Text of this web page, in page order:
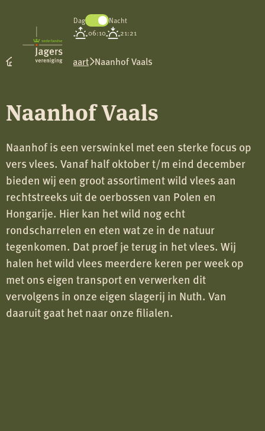
Koninklijke
Nederlandse
Jagersvereniging
Dag
Nacht
06:10
21:21
Wild op de kaart Naanhof Vaals
Naanhof Vaals
Naanhof is een verswinkel met een sterke focus op
vers vlees. Vanaf half oktober t/m eind december
bieden wij een groot assortiment wild vlees aan
rechtstreeks uit de oerbossen van Polen en
Hongarije. Hier kan het wild nog echt
rondscharrelen en eten wat ze in de natuur
tegenkomen. Dat proef je terug in het vlees. Wij
halen het wild vlees meerdere keren per week op
met ons eigen transport en verwerken dit
vervolgens in onze eigen slagerij in Nuth. Van
daaruit gaat het naar onze filialen.